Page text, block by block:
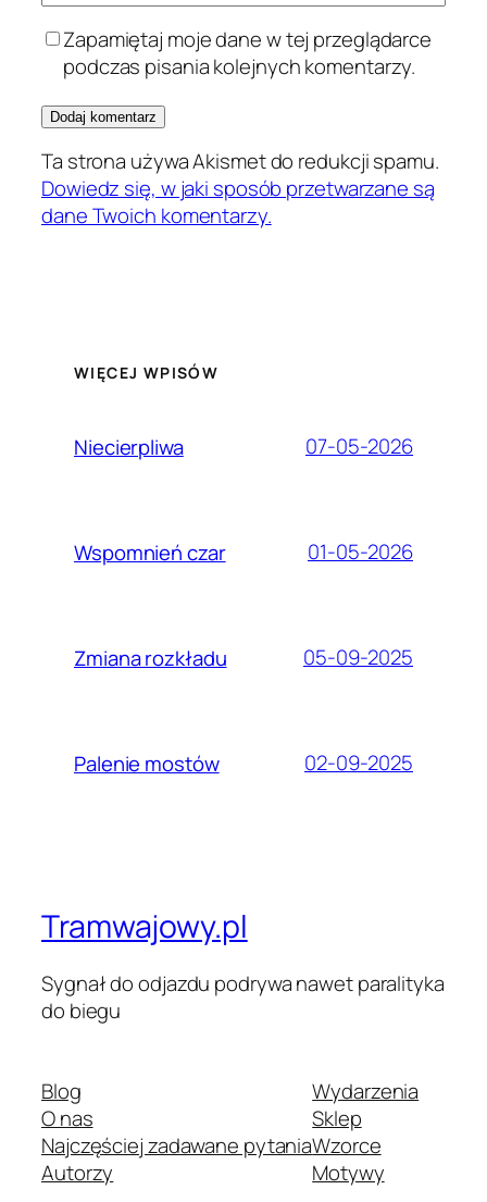
Zapamiętaj moje dane w tej przeglądarce
podczas pisania kolejnych komentarzy.
Ta strona używa Akismet do redukcji spamu.
Dowiedz się, w jaki sposób przetwarzane są
dane Twoich komentarzy.
WIĘCEJ WPISÓW
Niecierpliwa 07-05-2026
Wspomnień czar 01-05-2026
Zmiana rozkładu 05-09-2025
Palenie mostów 02-09-2025
Tramwajowy.pl
Sygnał do odjazdu podrywa nawet paralityka
do biegu
Blog
O nas
Najczęściej zadawane pytania
Autorzy
Wydarzenia
Sklep
Wzorce
Motywy